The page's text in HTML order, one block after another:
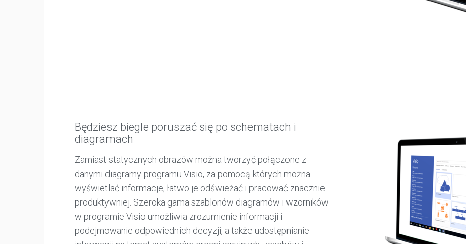
Będziesz biegle poruszać się po schematach i
diagramach
Zamiast statycznych obrazów można tworzyć połączone z
danymi diagramy programu Visio, za pomocą których można
wyświetlać informacje, łatwo je odświeżać i pracować znacznie
produktywniej. Szeroka gama szablonów diagramów i wzorników
w programie Visio umożliwia zrozumienie informacji i
podejmowanie odpowiednich decyzji, a także udostępnianie